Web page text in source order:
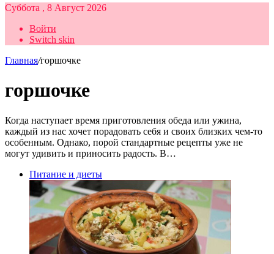
Суббота , 8 Август 2026
Войти
Switch skin
Главная/горшочке
горшочке
Когда наступает время приготовления обеда или ужина,
каждый из нас хочет порадовать себя и своих близких чем-то
особенным. Однако, порой стандартные рецепты уже не
могут удивить и приносить радость. В…
Питание и диеты